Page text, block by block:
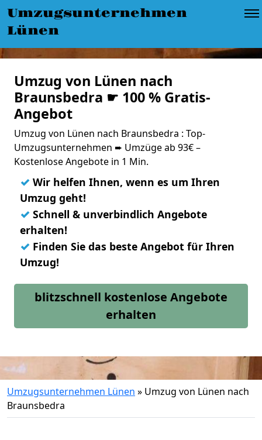
Umzugsunternehmen
Lünen
Umzug von Lünen nach
Braunsbedra ☛ 100 % Gratis-
Angebot
Umzug von Lünen nach Braunsbedra : Top-
Umzugsunternehmen ➨ Umzüge ab 93€ –
Kostenlose Angebote in 1 Min.
✓ Wir helfen Ihnen, wenn es um Ihren
Umzug geht!
✓ Schnell & unverbindlich Angebote
erhalten!
✓ Finden Sie das beste Angebot für Ihren
Umzug!
blitzschnell kostenlose Angebote
erhalten
Umzugsunternehmen Lünen » Umzug von Lünen nach
Braunsbedra